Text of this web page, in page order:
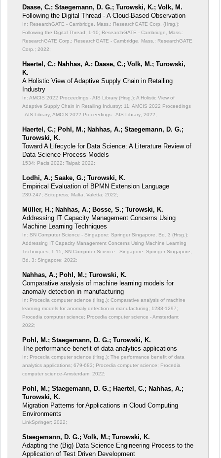
Daase, C.; Staegemann, D. G.; Turowski, K.; Volk, M.
Following the Digital Thread - A Cloud-Based Observation
In: ResearchGATE - Cambridge, Mass.: ResearchGATE Corp. (Hrsg.):
Following the Digital Thread; 1-10; ResearchGATE - Cambridge, Mass.:
ResearchGATE Corp.; ResearchGATE - Cambridge, Mass.: ResearchGATE
Corp.; 2022;
Haertel, C.; Nahhas, A.; Daase, C.; Volk, M.; Turowski,
K.
A Holistic View of Adaptive Supply Chain in Retailing
Industry
In: AMCIS 2022 Proceedings - AIS Library (Hrsg.): A Holistic View of
Adaptive Supply Chain in Retailing Industry; 11; AMCIS 2022 Proceedings
- AIS Library; AMCIS 2022 Proceedings - AIS Library; 2022;
Haertel, C.; Pohl, M.; Nahhas, A.; Staegemann, D. G.;
Turowski, K.
Toward A Lifecycle for Data Science: A Literature Review of
Data Science Process Models
1534; Pacis 2022; Taipai; 2022;
Lodhi, A.; Saake, G.; Turowski, K.
Empirical Evaluation of BPMN Extension Language
239-247; Scitepress; Malta, Valetta; 2022;
Müller, H.; Nahhas, A.; Bosse, S.; Turowski, K.
Addressing IT Capacity Management Concerns Using
Machine Learning Techniques
In: SN Computer Science - Singapore: Springer Singapore, Bd. 3 (Hrsg.):
Addressing IT Capacity Management Concerns Using Machine Learning
Techniques; 1-15; SN Computer Science - Singapore: Springer Singapore,
Bd. 3; Singapore; 2022;
Nahhas, A.; Pohl, M.; Turowski, K.
Comparative analysis of machine learning models for
anomaly detection in manufacturing
In: Procedia computer science (Hrsg.): Comparative analysis of machine
learning models for anomaly detection in manufacturing; 1288-1297;
Procedia computer science; Procedia computer science - Amsterdam;
2022;
Pohl, M.; Staegemann, D. G.; Turowski, K.
The performance benefit of data analytics applications
In: Procedia computer science (Hrsg.): The performance benefit of data
analytics applications; 679-683; Procedia computer science; Procedia
computer science-Amsterdam; 2022;
Pohl, M.; Staegemann, D. G.; Haertel, C.; Nahhas, A.;
Turowski, K.
Migration Patterns for Applications in Cloud Computing
Environments
LinkSpringer; 2022;
Staegemann, D. G.; Volk, M.; Turowski, K.
Adapting the (Big) Data Science Engineering Process to the
Application of Test Driven Development